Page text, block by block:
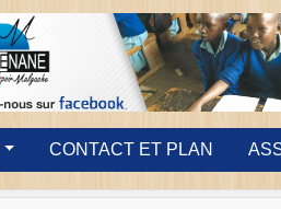
CONTACT ET PLAN